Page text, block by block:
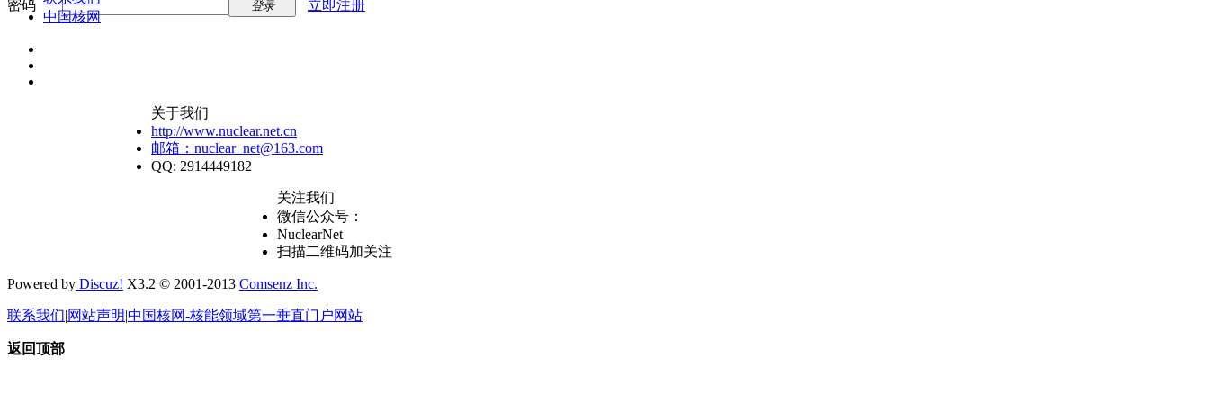
密码 登录 立即注册
中国核网
关于我们
http://www.nuclear.net.cn
邮箱：nuclear_net@163.com
QQ: 2914449182
关注我们
微信公众号：
NuclearNet
扫描二维码加关注
Powered by Discuz! X3.2 © 2001-2013 Comsenz Inc.
联系我们|网站声明|中国核网-核能领域第一垂直门户网站
返回顶部